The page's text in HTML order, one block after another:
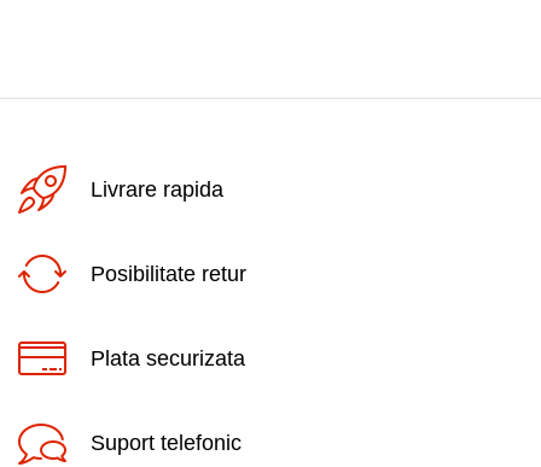
Livrare rapida
Posibilitate retur
Plata securizata
Suport telefonic